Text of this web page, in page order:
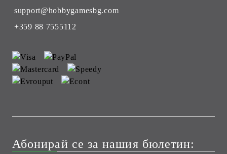
support@hobbygamesbg.com
+359 88 7555112
Абонирай се за нашия бюлетин: